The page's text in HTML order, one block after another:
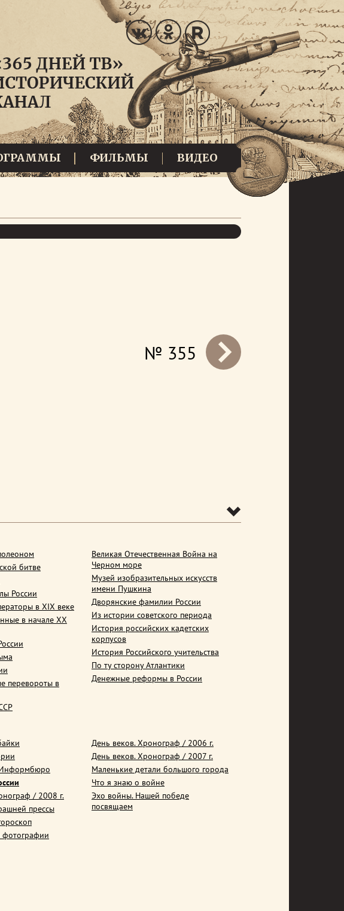
ФИЛЬМЫ ВИДЕО
prev
№ 355
битве
России
в XIX веке
в начале ХХ
перевороты в
Великая Отечественная Война на
Черном море
Музей изобразительных искусств
имени Пушкина
Дворянские фамилии России
Из истории советского периода
История российских кадетских
корпусов
История Российского учительства
По ту сторону Атлантики
Денежные реформы в России
Информбюро
/ 2008 г.
прессы
День веков. Хронограф / 2006 г.
День веков. Хронограф / 2007 г.
Маленькие детали большого города
Что я знаю о войне
Эхо войны. Нашей победе
посвящаем